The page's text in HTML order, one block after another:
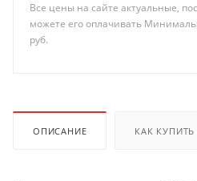
Все цены на сайте актуальные,
можете его оплачивать
руб.
ОПИСАНИЕ КАК КУПИТЬ